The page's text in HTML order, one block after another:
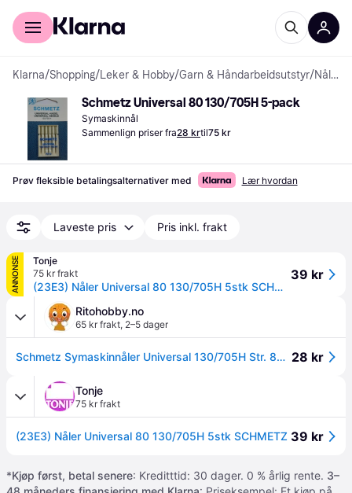
For kunder
Klarna/Shopping/Leker & Hobby/Garn & Håndarbeidsutstyr/ Nåler
Schmetz Universal 80 130/705H 5-pack
Symaskinnål
Sammenlign priser fra28 krtil75 kr
Prøv fleksible betalingsalternativer med Lær hvordan
Laveste pris Pris inkl. frakt
ANNONSE
Tonje
75 kr frakt
(23E3) Nåler Universal 80 130/705H 5stk SCHMETZ
39 kr
Ritohobby.no
65 kr frakt, 2–5 dager
Schmetz Symaskinnåler Universal 130/705H Str. 80 - 5 stk 28 kr
Tonje
75 kr frakt
(23E3) Nåler Universal 80 130/705H 5stk SCHMETZ 39 kr
*Kjøp først, betal senere: Kreditttid: 30 dager. 0 % årlig rente. 3–